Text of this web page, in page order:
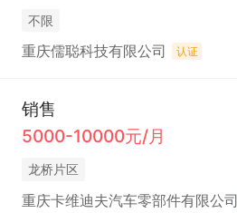
不限
重庆儒聪科技有限公司 认证
销售
5000-10000元/月
龙桥片区
重庆卡维迪夫汽车零部件有限公司